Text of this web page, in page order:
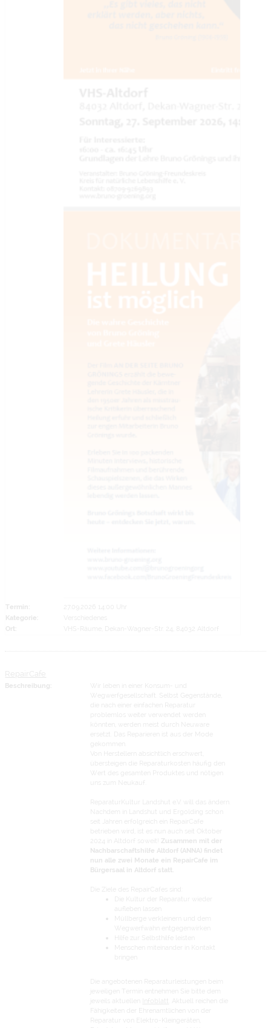
Termin:
Kategorie:
Ort:
VHS-Räume, Dekan-Wagner-Str. 24, 84032 Altdorf
Beschreibung:
Wegwerfgesellschaft. Selbst Gegenstände,
die nach einer einfachen Reparatur
problemlos weiter verwendet werden
könnten, werden meist durch Neuware
ersetzt. Das Reparieren ist aus der Mode
Von Herstellern absichtlich erschwert,
übersteigen die Reparaturkosten häufig den
Wert des gesamten Produktes und nötigen
uns zum Neukauf.
ReparaturKultur Landshut e.V. will das ändern.
Nachdem in Landshut und Ergolding schon
seit Jahren erfolgreich ein RepairCafe
betrieben wird, ist es nun auch seit Oktober
2024 in Altdorf soweit! Zusammen mit der
Nachbarschaftshilfe Altdorf (ANNA) findet
nun alle zwei Monate ein RepairCafe im
Bürgersaal in Altdorf statt.
Die Ziele des RepairCafes sind:
Die Kultur der Reparatur wieder
aufleben lassen
Müllberge verkleinern und dem
Wegwerfwahn entgegenwirken
Hilfe zur Selbsthilfe leisten
Menschen miteinander in Kontakt
Die angebotenen Reparaturleistungen beim
jeweiligen Termin entnehmen Sie bitte dem
jeweils aktuellen
Infoblatt
. Aktuell reichen die
Fähigkeiten der Ehrenamtlichen von der
Reparatur von Elektro-Kleingeräten,